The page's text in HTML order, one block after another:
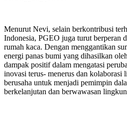
Menurut Nevi, selain berkontribusi
Indonesia, PGEO juga turut berperan
rumah kaca. Dengan menggantikan
energi panas bumi yang dihasilkan
dampak positif dalam mengatasi
inovasi terus- menerus dan kolaborasi
berusaha untuk menjadi pemimpin
berkelanjutan dan berwawasan